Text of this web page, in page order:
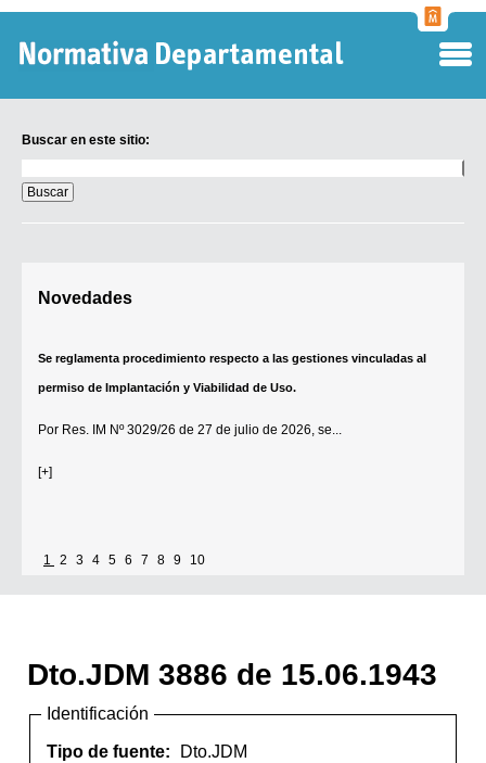
Buscar en este sitio:
en
este
sitio:
Novedades
Se reglamenta procedimiento respecto a las gestiones vinculadas al
permiso de Implantación y Viabilidad de Uso.
Por Res. IM Nº 3029/26 de 27 de julio de 2026, se...
[+]
1 2 3 4 5 6 7 8 9 10
Dto.JDM 3886 de 15.06.1943
Identificación
Tipo de fuente:
Dto.JDM